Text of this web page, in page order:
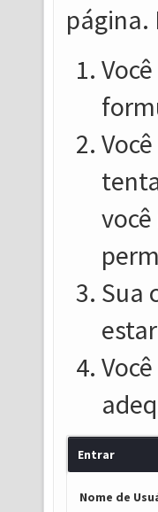
página.
Sua
Entrar
Nome de